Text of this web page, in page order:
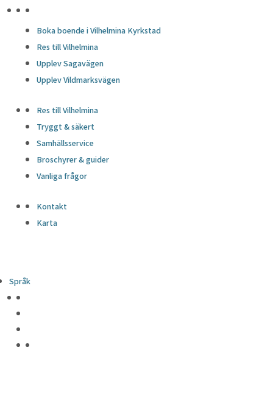
Boka boende i Vilhelmina Kyrkstad
Res till Vilhelmina
Upplev Sagavägen
Upplev Vildmarksvägen
Res till Vilhelmina
Tryggt & säkert
Samhällsservice
Broschyrer & guider
Vanliga frågor
Kontakt
Karta
Språk